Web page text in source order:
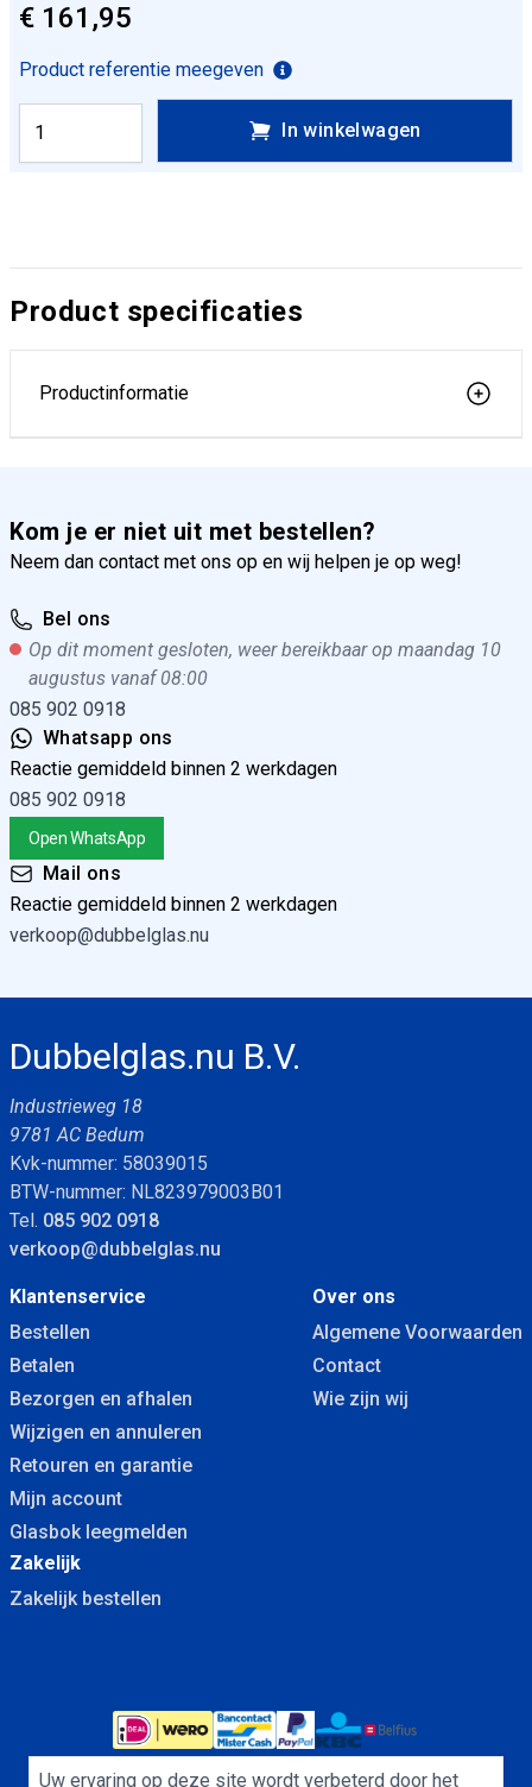
€ 161,95
Product referentie meegeven
In winkelwagen
Product specificaties
Productinformatie
Kom je er niet uit met bestellen?
Neem dan contact met ons op en wij helpen je op weg!
Bel ons
Op dit moment gesloten, weer bereikbaar op maandag 10
augustus vanaf 08:00
085 902 0918
Whatsapp ons
Reactie gemiddeld binnen 2 werkdagen
085 902 0918
Open WhatsApp
Mail ons
Reactie gemiddeld binnen 2 werkdagen
verkoop@dubbelglas.nu
Dubbelglas.nu B.V.
Industrieweg 18
9781 AC Bedum
Kvk-nummer: 58039015
BTW-nummer: NL823979003B01
Tel. 085 902 0918
verkoop@dubbelglas.nu
Klantenservice
Bestellen
Betalen
Bezorgen en afhalen
Wijzigen en annuleren
Retouren en garantie
Mijn account
Glasbok leegmelden
Over ons
Algemene Voorwaarden
Contact
Wie zijn wij
Zakelijk
Zakelijk bestellen
Uw ervaring op deze site wordt verbeterd door het